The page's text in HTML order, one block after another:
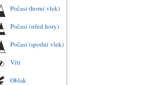
Počasí (horní vlek)
Počasí (střed hory)
Počasí (spodní vlek)
Vítr
Oblak